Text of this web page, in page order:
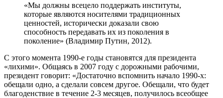
«Мы должны всецело поддержать институты,
которые являются носителями традиционных
ценностей, исторически доказали свою
способность передавать их из поколения в
поколение» (Владимир Путин, 2012).
С этого момента 1990-е годы становятся для президента
«лихими». Общаясь в 2007 году с дорожными рабочими,
президент говорит: «Достаточно вспомнить начало 1990-х:
обещали одно, а сделали совсем другое. Обещали, что будет
благоденствие в течение 2-3 месяцев, получилось всеобщее